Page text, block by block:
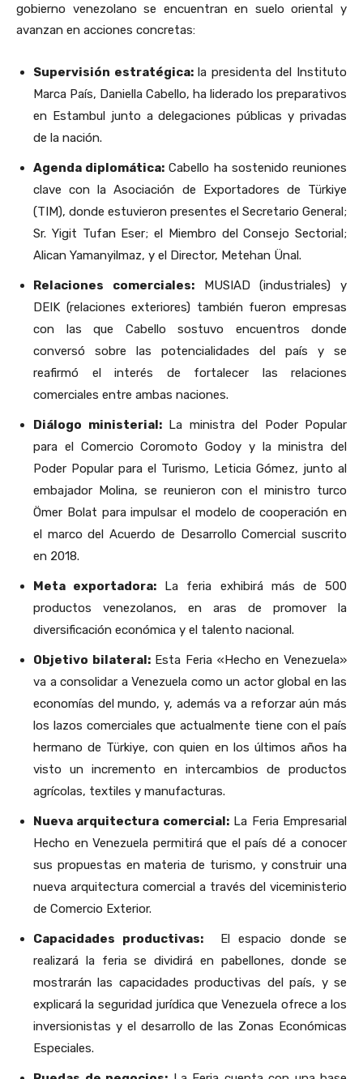
gobierno venezolano se encuentran en suelo oriental y
avanzan en acciones concretas:
Supervisión estratégica:la presidenta del Instituto
Marca País, Daniella Cabello, ha liderado los preparativos
en Estambul junto a delegaciones públicas y privadas
de la nación.
Agenda diplomática: Cabello ha sostenido reuniones
clave con la Asociación de Exportadores de Türkiye
(TIM), donde estuvieron presentes el Secretario General;
Sr. Yigit Tufan Eser; el Miembro del Consejo Sectorial;
Alican Yamanyilmaz, y el Director, Metehan Ünal.
Relaciones comerciales:MUSIAD (industriales) y
DEIK (relaciones exteriores) también fueron empresas
con las que Cabello sostuvo encuentros donde
conversó sobre las potencialidades del país y se
reafirmó el interés de fortalecer las relaciones
comerciales entre ambas naciones.
Diálogo ministerial:La ministra del Poder Popular
para el Comercio Coromoto Godoy y la ministra del
Poder Popular para el Turismo, Leticia Gómez, junto al
embajador Molina, se reunieron con el ministro turco
Ömer Bolat para impulsar el modelo de cooperación en
el marco del Acuerdo de Desarrollo Comercial suscrito
en 2018.
Meta exportadora: La feria exhibirá más de 500
productos venezolanos, en aras de promover la
diversificación económica y el talento nacional.
Objetivo bilateral:Esta Feria «Hecho en Venezuela»
va a consolidar a Venezuela como un actor global en las
economías del mundo, y, además va a reforzar aún más
los lazos comerciales que actualmente tiene con el país
hermano de Türkiye, con quien en los últimos años ha
visto un incremento en intercambios de productos
agrícolas, textiles y manufacturas.
Nueva arquitectura comercial:La Feria Empresarial
Hecho en Venezuela permitirá que el país dé a conocer
sus propuestas en materia de turismo, y construir una
nueva arquitectura comercial a través del viceministerio
de Comercio Exterior.
Capacidades productivas: El espacio donde se
realizará la feria se dividirá en pabellones, donde se
mostrarán las capacidades productivas del país, y se
explicará la seguridad jurídica que Venezuela ofrece a los
inversionistas y el desarrollo de las Zonas Económicas
Especiales.